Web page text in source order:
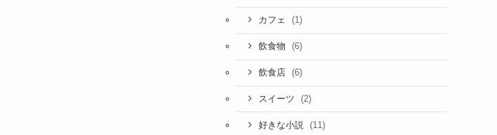
カフェ (1)
飲食物 (6)
飲食店 (6)
スイーツ (2)
好きな小説 (11)